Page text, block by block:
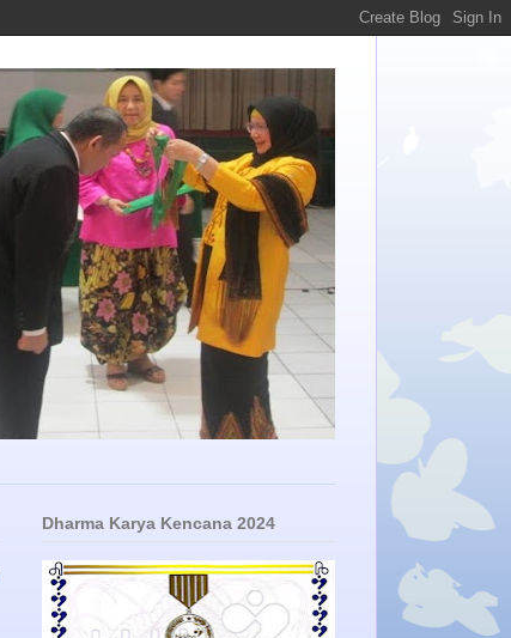
Dharma Karya Kencana 2024